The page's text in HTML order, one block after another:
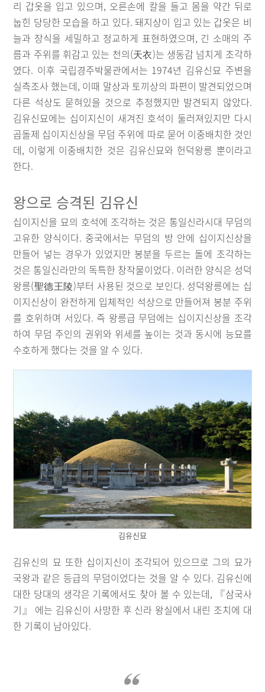
리 갑옷을 입고 있으며, 오른손에 칼을 들고 몸을 약간 뒤로
눕힌 당당한 모습을 하고 있다. 돼지상이 입고 있는 갑옷은 비
늘과 장식을 세밀하고 정교하게 표현하였으며, 긴 소매의 주
름과 주위를 휘감고 있는 천의(天衣)는 생동감 넘치게 조각하
였다. 이후 국립경주박물관에서는 1974년 김유신묘 주변을
실측조사 했는데, 이때 말상과 토끼상의 파편이 발견되었으며
다른 석상도 묻혀있을 것으로 추정했지만 발견되지 않았다.
김유신묘에는 십이지신이 새겨진 호석이 둘러져있지만 다시
곱돌제 십이지신상을 무덤 주위에 따로 묻어 이중배치한 것인
데, 이렇게 이중배치한 것은 김유신묘와 헌덕왕릉 뿐이라고
한다.
왕으로 승격된 김유신
십이지신을 묘의 호석에 조각하는 것은 통일신라시대 무덤의
고유한 양식이다. 중국에서는 무덤의 방 안에 십이지신상을
만들어 넣는 경우가 있었지만 봉분을 두르는 돌에 조각하는
것은 통일신라만의 독특한 창작물이었다. 이러한 양식은 성덕
왕릉(聖德王陵)부터 사용된 것으로 보인다. 성덕왕릉에는 십
이지신상이 완전하게 입체적인 석상으로 만들어져 봉분 주위
를 호위하며 서있다. 즉 왕릉급 무덤에는 십이지신상을 조각
하여 무덤 주인의 권위와 위세를 높이는 것과 동시에 능묘를
수호하게 했다는 것을 알 수 있다.
김유신묘
김유신의 묘 또한 십이지신이 조각되어 있으므로 그의 묘가
국왕과 같은 등급의 무덤이었다는 것을 알 수 있다. 김유신에
대한 당대의 생각은 기록에서도 찾아 볼 수 있는데, 『삼국사
기』 에는 김유신이 사망한 후 신라 왕실에서 내린 조치에 대
한 기록이 남아있다.